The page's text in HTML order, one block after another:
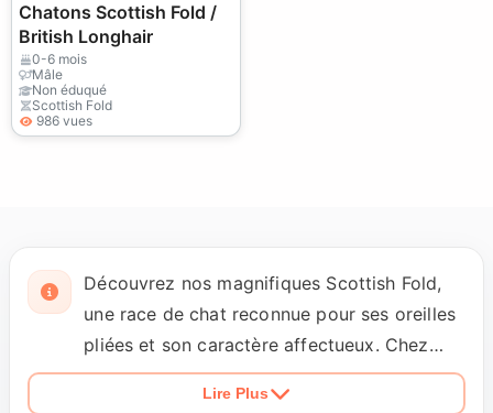
Chatons Scottish Fold /
British Longhair
0-6 mois
Mâle
Non éduqué
Scottish Fold
986 vues
Découvrez nos magnifiques Scottish Fold,
une race de chat reconnue pour ses oreilles
pliées et son caractère affectueux. Chez
Petopic.com, nous collaborons
exclusivement avec des éleveurs
Lire Plus